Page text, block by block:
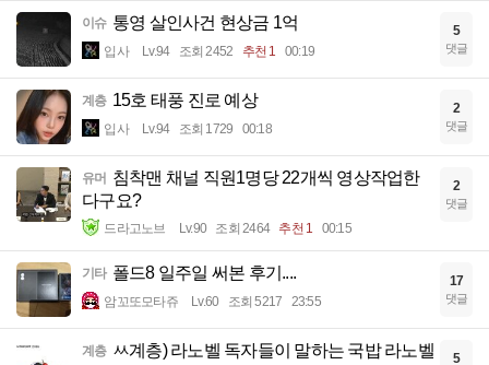
이슈 통영 살인사건 현상금 1억
입사 Lv.94 조회 2452 추천 1 00:19
5
댓글
계층 15호 태풍 진로 예상
입사 Lv.94 조회 1729 00:18
2
댓글
유머 침착맨 채널 직원1명당 22개씩 영상작업한
다구요?
드라고노브 Lv.90 조회 2464 추천 1 00:15
2
댓글
기타 폴드8 일주일 써본 후기....
암꼬또모타쥬 Lv.60 조회 5217 23:55
17
댓글
계층 ㅆ계층) 라노벨 독자들이 말하는 국밥 라노벨
5